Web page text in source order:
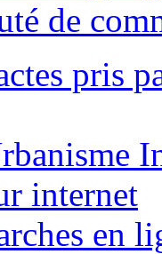
de
pris
internet
en